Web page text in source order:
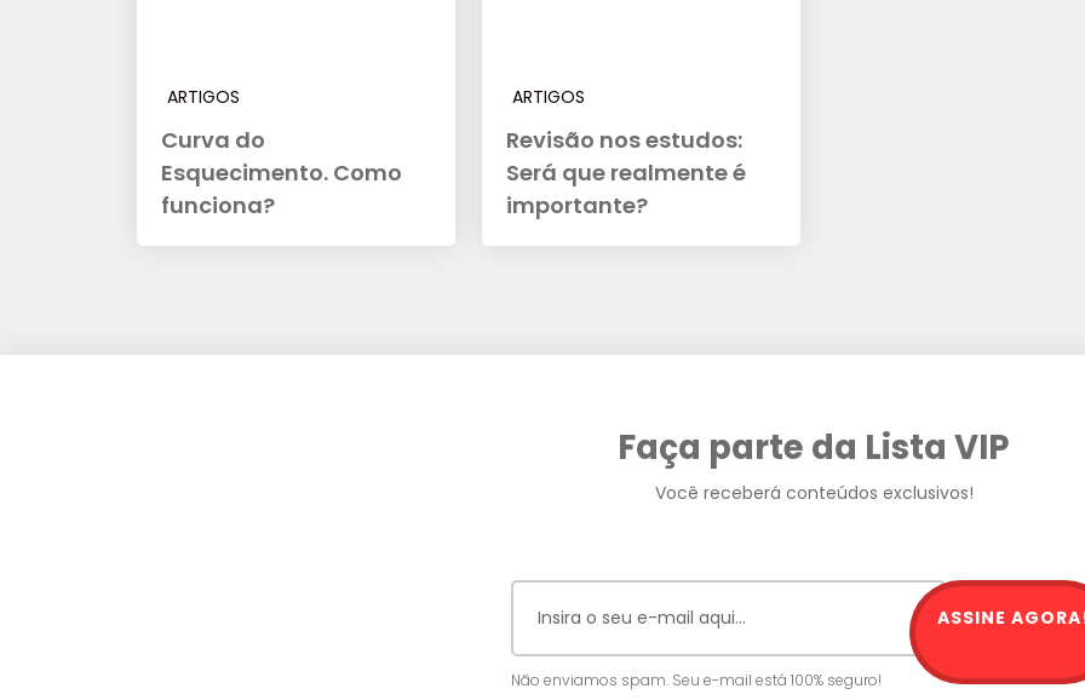
ARTIGOS
Curva do
Esquecimento. Como
funciona?
ARTIGOS
Revisão nos estudos:
Será que realmente é
importante?
Faça parte da Lista VIP
Você receberá conteúdos exclusivos!
Não enviamos spam. Seu e-mail está 100% seguro!
ASSINE